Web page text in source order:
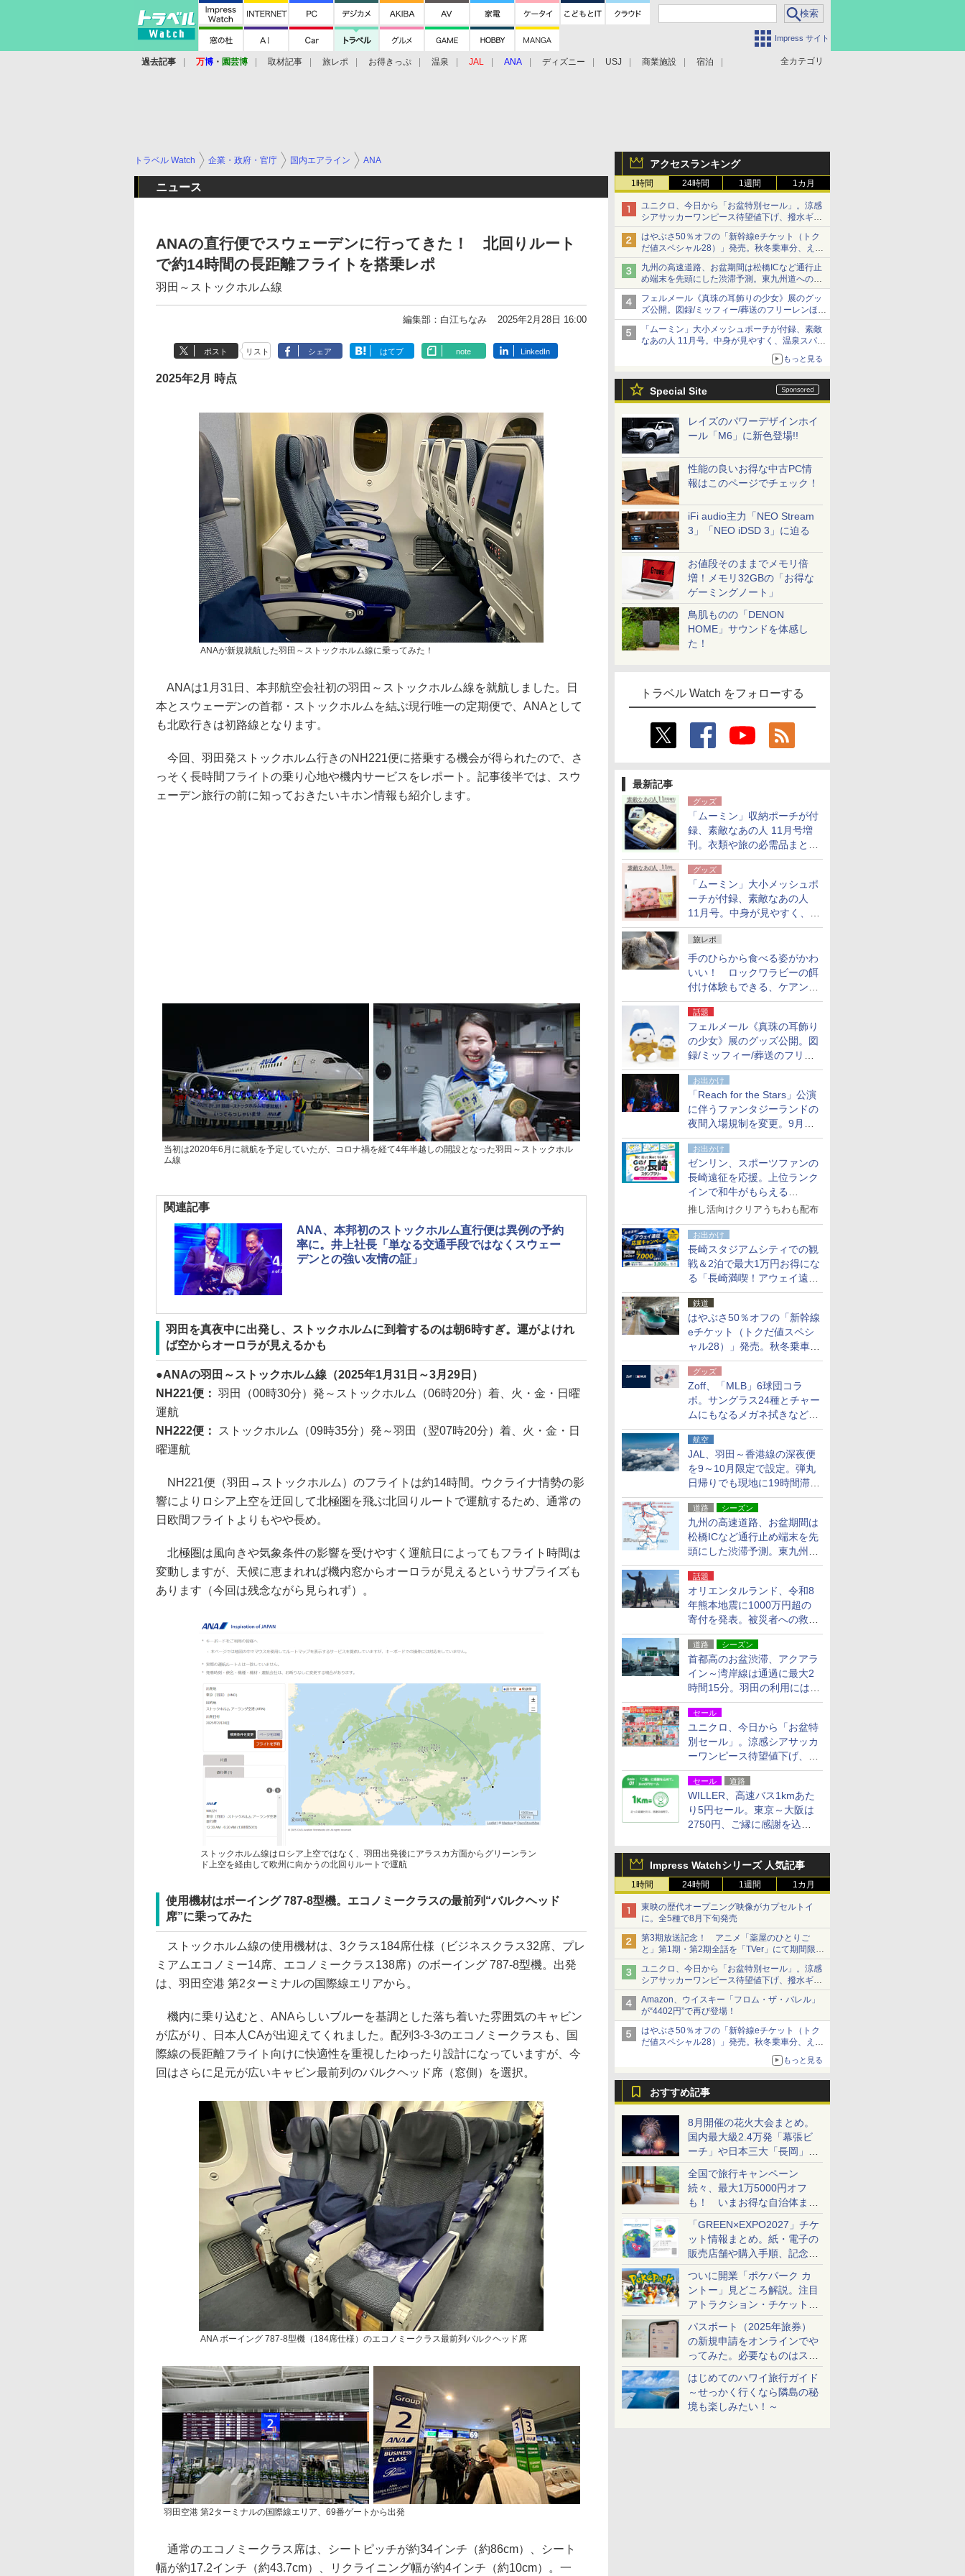
Impress サイト
全カテゴリ
過去記事 万博 ・ 園芸博 取材記事 旅レポ お得きっぷ 温泉 JAL ANA ディズニー USJ 商業施設 宿泊
アクセスランキング
1時間 24時間 1週間 1カ月
ユニクロ、今日から「お盆特別セール」。涼感
シアサッカーワンピース待望値下げ、撥水ギア
ショーツは1990円に
はやぶさ50％オフの「新幹線eチケット（トク
だ値スペシャル28）」発売。秋冬乗車分、えき
ねっと限定
九州の高速道路、お盆期間は松橋ICなど通行止
め端末を先頭にした渋滞予測。東九州道への迂
回は料金調整を実施
フェルメール《真珠の耳飾りの少女》展のグッ
ズ公開。図録/ミッフィー/葬送のフリーレンほ
か、注目ブランドコラボが実現
「ムーミン」大小メッシュポーチが付録、素敵
なあの人 11月号。中身が見やすく、温泉スパに
もっと見る
Special Site
レイズのパワーデザインホイ
ール「M6」に新色登場!!
性能の良いお得な中古PC情
報はこのページでチェック！
iFi audio主力「NEO Stream
3」「NEO iDSD 3」に迫る
お値段そのままでメモリ倍
増！メモリ32GBの「お得な
ゲーミングノート」
鳥肌ものの「DENON
HOME」サウンドを体感し
た！
トラベル Watch をフォローする
最新記事
グッズ
「ムーミン」収納ポーチが付
録、素敵なあの人 11月号増
刊。衣類や旅の必需品まとま
る大小2個セット
グッズ
「ムーミン」大小メッシュポ
ーチが付録、素敵なあの人
11月号。中身が見やすく、温
泉スパにも使える
旅レポ
手のひらから食べる姿がかわ
いい！ ロックワラビーの餌
付け体験もできる、ケアンズ
でアサートン高原の日本語ガ
イド付きツアーに参加してみ
た
話題
フェルメール《真珠の耳飾り
の少女》展のグッズ公開。図
録/ミッフィー/葬送のフリー
レンほか、注目ブランドコラ
ボが実現
お出かけ
「Reach for the Stars」公演
に伴うファンタジーランドの
夜間入場規制を変更。9月か
ら18時50分～20時ごろに
お出かけ
ゼンリン、スポーツファンの
長崎遠征を応援。上位ランク
インで和牛がもらえる
「GO！GO！長崎スタンプラ
推し活向けクリアうちわも配布
お出かけ
長崎スタジアムシティでの観
戦＆2泊で最大1万円お得にな
る「長崎満喫！アウェイ遠征
応援キャンペーン」
鉄道
はやぶさ50％オフの「新幹線
eチケット（トクだ値スペシ
ャル28）」発売。秋冬乗車
分、えきねっと限定
グッズ
Zoff、「MLB」6球団コラ
ボ。サングラス24種とチャー
ムにもなるメガネ拭きなど雑
貨24種
航空
JAL、羽田～香港線の深夜便
を9～10月限定で設定。弾丸
日帰りでも現地に19時間滞在
できる
道路 シーズン
九州の高速道路、お盆期間は
松橋ICなど通行止め端末を先
頭にした渋滞予測。東九州道
への迂回は料金調整を実施
話題
オリエンタルランド、令和8
年熊本地震に1000万円超の
寄付を発表。被災者への救援
活動・復旧支援
道路 シーズン
首都高のお盆渋滞、アクアラ
イン～湾岸線は通過に最大2
時間15分。羽田の利用には
「空港西出口」の利用検討を
セール
ユニクロ、今日から「お盆特
別セール」。涼感シアサッカ
ーワンピース待望値下げ、撥
水ギアショーツは1990円に
セール 道路
WILLER、高速バス1kmあた
り5円セール。東京～大阪は
2750円、ご縁に感謝を込め
Impress Watchシリーズ 人気記事
1時間 24時間 1週間 1カ月
東映の歴代オープニング映像がカプセルトイ
に。全5種で8月下旬発売
第3期放送記念！ アニメ「薬屋のひとりご
と」第1期・第2期全話を「TVer」にて期間限定
で順次無料配信開始
ユニクロ、今日から「お盆特別セール」。涼感
シアサッカーワンピース待望値下げ、撥水ギア
ショーツは1990円に
Amazon、ウイスキー「フロム・ザ・バレル」
が“4402円”で再び登場！
はやぶさ50％オフの「新幹線eチケット（トク
だ値スペシャル28）」発売。秋冬乗車分、えき
もっと見る
おすすめ記事
8月開催の花火大会まとめ。
国内最大級2.4万発「幕張ビ
ーチ」や日本三大「長岡」な
ど大型イベント目白押し！
全国で旅行キャンペーン
続々、最大1万5000円オフ
も！ いまお得な自治体まと
め
「GREEN×EXPO2027」チケ
ット情報まとめ。紙・電子の
販売店舗や購入手順、記念チ
ケットも解説
ついに開業「ポケパーク カ
ントー」見どころ解説。注目
アトラクション・チケット手
配・来場前に必要な準備は？
パスポート（2025年旅券）
の新規申請をオンラインでや
ってみた。必要なものはスマ
ホとマイナカードのみ
はじめてのハワイ旅行ガイド
～せっかく行くなら隣島の秘
境も楽しみたい！～
トラベル Watch 企業・政府・官庁 国内エアライン ANA
ニュース
ANAの直行便でスウェーデンに行ってきた！ 北回りルート
で約14時間の長距離フライトを搭乗レポ
羽田～ストックホルム線
編集部：白江ちなみ 2025年2月28日 16:00
ポスト リスト シェア はてブ note LinkedIn
2025年2月 時点
ANAが新規就航した羽田～ストックホルム線に乗ってみた！
ANAは1月31日、本邦航空会社初の羽田～ストックホルム線を就航しました。日
本とスウェーデンの首都・ストックホルムを結ぶ現行唯一の定期便で、ANAとして
も北欧行きは初路線となります。
今回、羽田発ストックホルム行きのNH221便に搭乗する機会が得られたので、さ
っそく長時間フライトの乗り心地や機内サービスをレポート。記事後半では、スウ
ェーデン旅行の前に知っておきたいキホン情報も紹介します。
当初は2020年6月に就航を予定していたが、コロナ禍を経て4年半越しの開設となった羽田～ストックホル
ム線
関連記事
ANA、本邦初のストックホルム直行便は異例の予約
率に。井上社長「単なる交通手段ではなくスウェー
デンとの強い友情の証」
羽田を真夜中に出発し、ストックホルムに到着するのは朝6時すぎ。運がよけれ
ば空からオーロラが見えるかも
ANAの羽田～ストックホルム線（2025年1月31日～3月29日）
NH221便： 羽田（00時30分）発～ストックホルム（06時20分）着、火・金・日曜
運航
NH222便：
ストックホルム（09時35分）発～羽田（翌07時20分）着、火・金・日
曜運航
NH221便（羽田→ストックホルム）のフライトは約14時間。ウクライナ情勢の影
響によりロシア上空を迂回して北極圏を飛ぶ北回りルートで運航するため、通常の
日欧間フライトよりもやや長め。
北極圏は風向きや気象条件の影響を受けやすく運航日によってもフライト時間は
変動しますが、天候に恵まれれば機内窓からオーロラが見えるというサプライズも
あります（今回は残念ながら見られず）。
ストックホルム線はロシア上空ではなく、羽田出発後にアラスカ方面からグリーンラン
ド上空を経由して欧州に向かうの北回りルートで運航
使用機材はボーイング 787-8型機。エコノミークラスの最前列“バルクヘッド
席”に乗ってみた
ストックホルム線の使用機材は、3クラス184席仕様（ビジネスクラス32席、プレ
ミアムエコノミー14席、エコノミークラス138席）のボーイング 787-8型機。出発
は、羽田空港 第2ターミナルの国際線エリアから。
機内に乗り込むと、ANAらしいブルーを基調とした落ち着いた雰囲気のキャビン
が広がり、日本人CAが出迎えてくれました。配列3-3-3のエコノミークラスも、国
際線の長距離フライト向けに快適性を重視したゆったり設計になっていますが、今
回はさらに足元が広いキャビン最前列のバルクヘッド席（窓側）を選択。
ANA ボーイング 787-8型機（184席仕様）のエコノミークラス最前列バルクヘッド席
羽田空港 第2ターミナルの国際線エリア、69番ゲートから出発
通常のエコノミークラス席は、シートピッチが約34インチ（約86cm）、シート
幅が約17.2インチ（約43.7cm）、リクライニング幅が約4インチ（約10cm）。一